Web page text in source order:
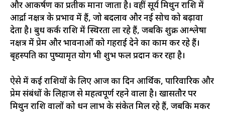
और आकर्षण का प्रतीक माना जाता है। वहीं सूर्य मिथुन राशि में
आर्द्रा नक्षत्र के प्रभाव में हैं, जो बदलाव और नई सोच को बढ़ावा
देता है। बुध कर्क राशि में स्थिरता ला रहे हैं, जबकि शुक्र आश्लेषा
नक्षत्र में प्रेम और भावनाओं को गहराई देने का काम कर रहे हैं।
बृहस्पति का पुष्यामृत योग भी शुभ फल प्रदान कर रहा है।
ऐसे में कई राशियों के लिए आज का दिन आर्थिक, पारिवारिक और
प्रेम संबंधों के लिहाज से महत्वपूर्ण रहने वाला है। खासतौर पर
मिथुन राशि वालों को धन लाभ के संकेत मिल रहे हैं, जबकि मकर